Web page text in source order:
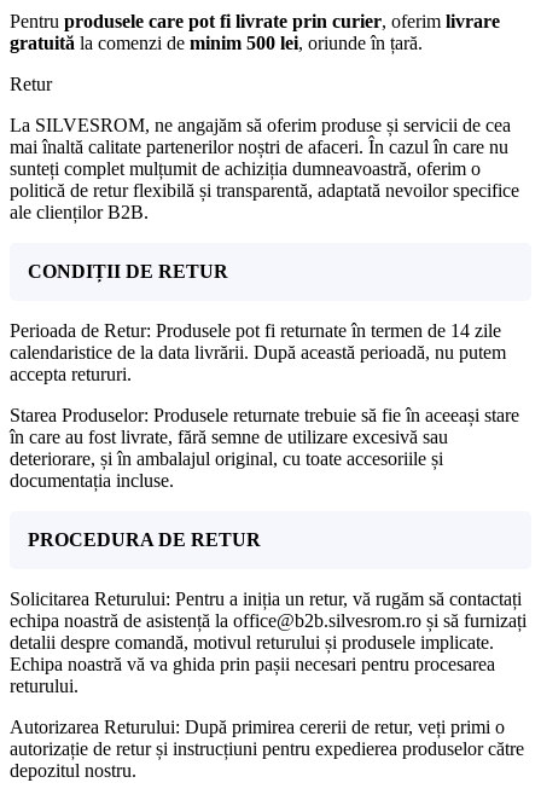
Pentru produsele care pot fi livrate prin curier, oferim livrare
gratuită la comenzi de minim 500 lei, oriunde în țară.
Retur
La SILVESROM, ne angajăm să oferim produse și servicii de cea
mai înaltă calitate partenerilor noștri de afaceri. În cazul în care nu
sunteți complet mulțumit de achiziția dumneavoastră, oferim o
politică de retur flexibilă și transparentă, adaptată nevoilor specifice
ale clienților B2B.
CONDIȚII DE RETUR
Perioada de Retur: Produsele pot fi returnate în termen de 14 zile
calendaristice de la data livrării. După această perioadă, nu putem
accepta retururi.
Starea Produselor: Produsele returnate trebuie să fie în aceeași stare
în care au fost livrate, fără semne de utilizare excesivă sau
deteriorare, și în ambalajul original, cu toate accesoriile și
documentația incluse.
PROCEDURA DE RETUR
Solicitarea Returului: Pentru a iniția un retur, vă rugăm să contactați
echipa noastră de asistență la office@b2b.silvesrom.ro și să furnizați
detalii despre comandă, motivul returului și produsele implicate.
Echipa noastră vă va ghida prin pașii necesari pentru procesarea
returului.
Autorizarea Returului: După primirea cererii de retur, veți primi o
autorizație de retur și instrucțiuni pentru expedierea produselor către
depozitul nostru.